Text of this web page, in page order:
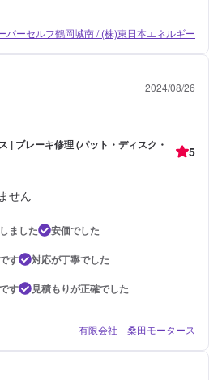
パーセルフ鶴岡城南 / (株)東日本エネルギー
2024/08/26
| ブレーキ修理 (パット・ディスク・
5
せん
ました
安価でした
す
対応が丁寧でした
す
見積もりが正確でした
有限会社 桑田モータース